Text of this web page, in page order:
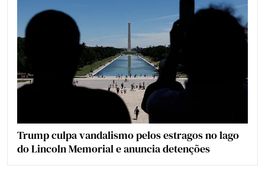
Trump culpa vandalismo pelos estragos no lago
do Lincoln Memorial e anuncia detenções